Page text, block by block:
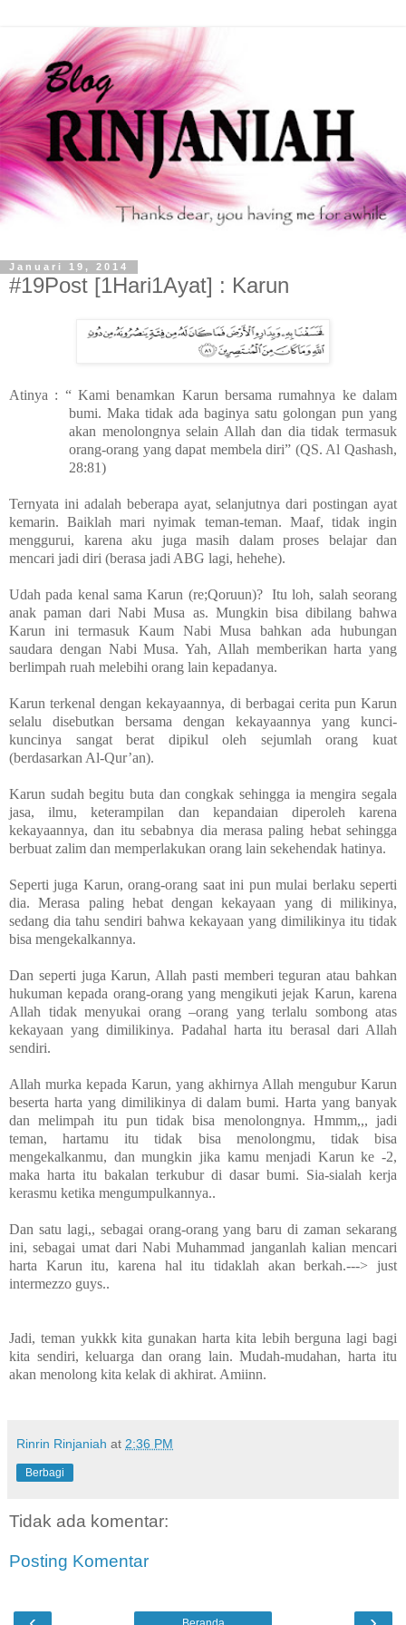
Januari 19, 2014
#19Post [1Hari1Ayat] : Karun
Atinya : “ Kami benamkan Karun bersama rumahnya ke dalam
bumi. Maka tidak ada baginya satu golongan pun yang
akan menolongnya selain Allah dan dia tidak termasuk
orang-orang yang dapat membela diri” (QS. Al Qashash,
28:81)
Ternyata ini adalah beberapa ayat, selanjutnya dari postingan ayat
kemarin. Baiklah mari nyimak teman-teman. Maaf, tidak ingin
menggurui, karena aku juga masih dalam proses belajar dan
mencari jadi diri (berasa jadi ABG lagi, hehehe).
Udah pada kenal sama Karun (re;Qoruun)? Itu loh, salah seorang
anak paman dari Nabi Musa as. Mungkin bisa dibilang bahwa
Karun ini termasuk Kaum Nabi Musa bahkan ada hubungan
saudara dengan Nabi Musa. Yah, Allah memberikan harta yang
berlimpah ruah melebihi orang lain kepadanya.
Karun terkenal dengan kekayaannya, di berbagai cerita pun Karun
selalu disebutkan bersama dengan kekayaannya yang kunci-
kuncinya sangat berat dipikul oleh sejumlah orang kuat
(berdasarkan Al-Qur’an).
Karun sudah begitu buta dan congkak sehingga ia mengira segala
jasa, ilmu, keterampilan dan kepandaian diperoleh karena
kekayaannya, dan itu sebabnya dia merasa paling hebat sehingga
berbuat zalim dan memperlakukan orang lain sekehendak hatinya.
Seperti juga Karun, orang-orang saat ini pun mulai berlaku seperti
dia. Merasa paling hebat dengan kekayaan yang di milikinya,
sedang dia tahu sendiri bahwa kekayaan yang dimilikinya itu tidak
bisa mengekalkannya.
Dan seperti juga Karun, Allah pasti memberi teguran atau bahkan
hukuman kepada orang-orang yang mengikuti jejak Karun, karena
Allah tidak menyukai orang –orang yang terlalu sombong atas
kekayaan yang dimilikinya. Padahal harta itu berasal dari Allah
sendiri.
Allah murka kepada Karun, yang akhirnya Allah mengubur Karun
beserta harta yang dimilikinya di dalam bumi. Harta yang banyak
dan melimpah itu pun tidak bisa menolongnya. Hmmm,,, jadi
teman, hartamu itu tidak bisa menolongmu, tidak bisa
mengekalkanmu, dan mungkin jika kamu menjadi Karun ke -2,
maka harta itu bakalan terkubur di dasar bumi. Sia-sialah kerja
kerasmu ketika mengumpulkannya..
Dan satu lagi,, sebagai orang-orang yang baru di zaman sekarang
ini, sebagai umat dari Nabi Muhammad janganlah kalian mencari
harta Karun itu, karena hal itu tidaklah akan berkah.---> just
intermezzo guys..
Jadi, teman yukkk kita gunakan harta kita lebih berguna lagi bagi
kita sendiri, keluarga dan orang lain. Mudah-mudahan, harta itu
akan menolong kita kelak di akhirat. Amiinn.
Rinrin Rinjaniah at 2:36 PM
Berbagi
Tidak ada komentar:
Posting Komentar